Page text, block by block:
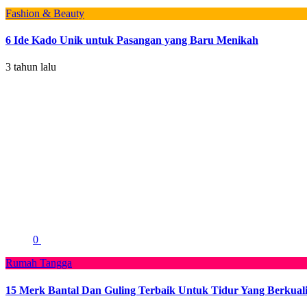
Fashion & Beauty
6 Ide Kado Unik untuk Pasangan yang Baru Menikah
3 tahun lalu
0
Rumah Tangga
15 Merk Bantal Dan Guling Terbaik Untuk Tidur Yang